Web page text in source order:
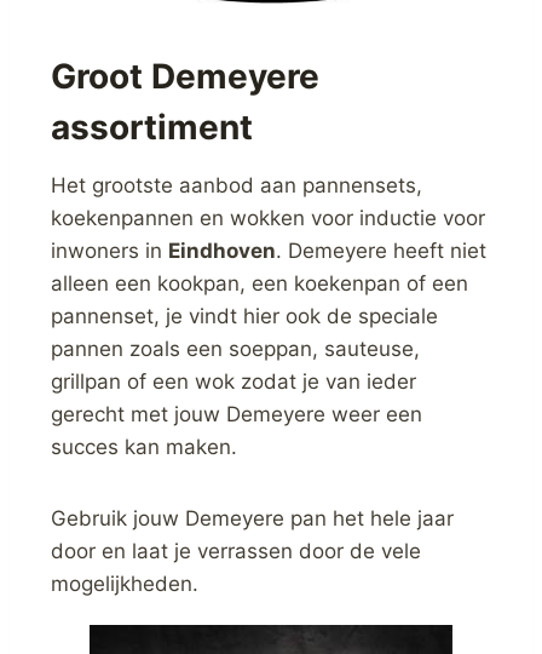
Groot Demeyere
assortiment
Het grootste aanbod aan pannensets,
koekenpannen en wokken voor inductie voor
inwoners in Eindhoven. Demeyere heeft niet
alleen een kookpan, een koekenpan of een
pannenset, je vindt hier ook de speciale
pannen zoals een soeppan, sauteuse,
grillpan of een wok zodat je van ieder
gerecht met jouw Demeyere weer een
succes kan maken.
Gebruik jouw Demeyere pan het hele jaar
door en laat je verrassen door de vele
mogelijkheden.